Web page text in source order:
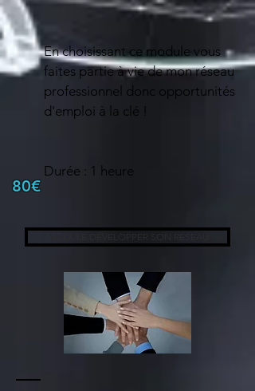
En choisissant ce module vous
faites partie à vie de mon réseau
professionnel donc opportunités
d'emploi à la clé !
Durée : 1 heure
80€